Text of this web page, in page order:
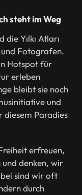
steht im Weg
Yılkı Atları
Fotografen.
Hotspot für
erleben
bleibt sie noch
und
diesem Paradies
erfreuen,
denken, wir
sind wir oft
durch